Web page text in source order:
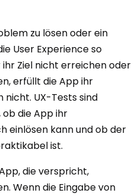
zu lösen oder ein
User Experience so
Ziel nicht erreichen oder
erfüllt die App ihr
UX-Tests sind
die App ihr
einlösen kann und ob der
ist.
die verspricht,
Wenn die Eingabe von